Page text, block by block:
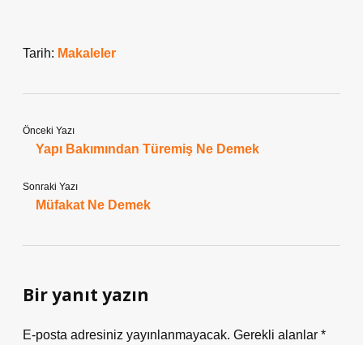
Tarih: Makaleler
Önceki Yazı
Yapı Bakımından Türemiş Ne Demek
Sonraki Yazı
Müfakat Ne Demek
Bir yanıt yazın
E-posta adresiniz yayınlanmayacak. Gerekli alanlar *